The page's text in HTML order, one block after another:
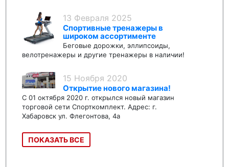
13 Февраля 2025
Спортивные тренажеры в
широком ассортименте
Беговые дорожки, эллипсоиды,
велотренажеры и другие тренажеры в наличии!
15 Ноября 2020
Открытие нового магазина!
С 01 октября 2020 г. открылся новый магазин
торговой сети Спорткомплект. Адрес: г.
Хабаровск ул. Флегонтова, 4а
ПОКАЗАТЬ ВСЕ